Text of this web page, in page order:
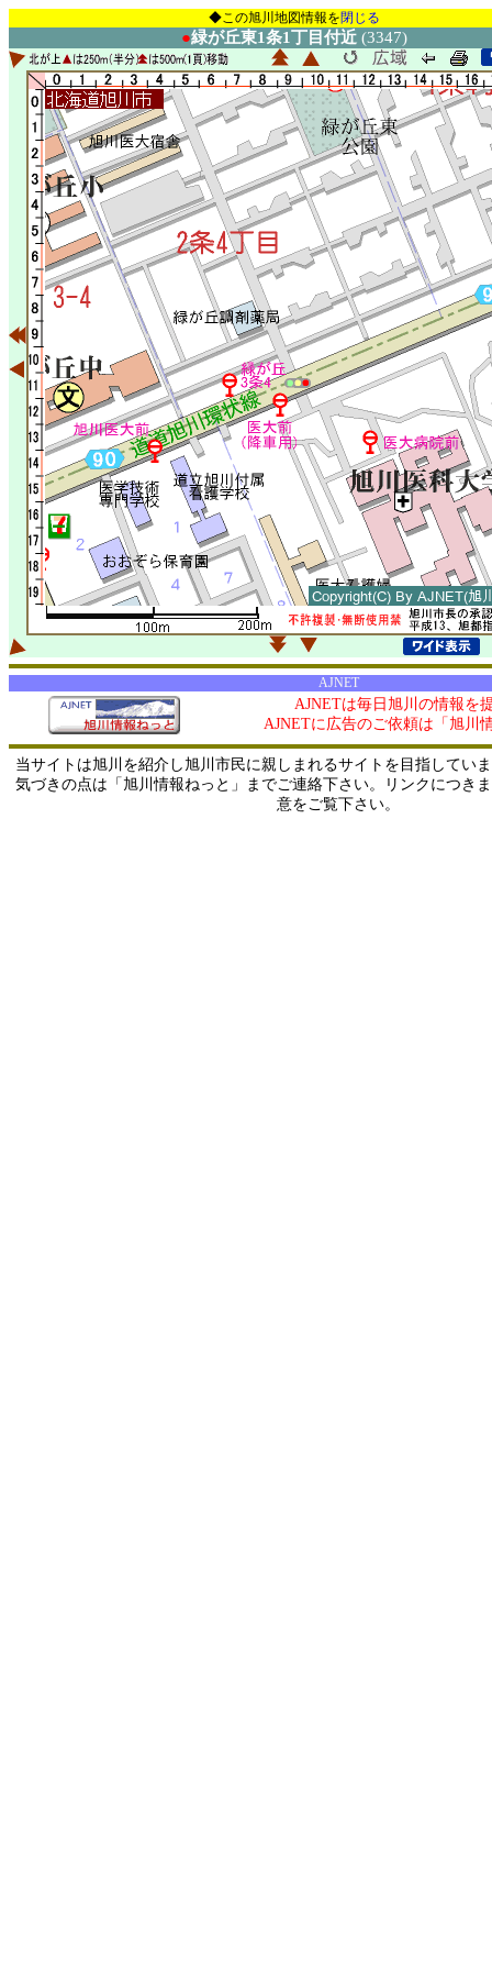
◆この旭川地図情報を閉じる
●緑が丘東1条1丁目付近 (3347)
AJNET
AJNETは毎日旭川の情報を
AJNETに広告のご依頼は「旭川
当サイトは旭川を紹介し旭川市民に親しまれるサイトを目指してい
気づきの点は「旭川情報ねっと」までご連絡下さい。リンクにつき
意をご覧下さい。